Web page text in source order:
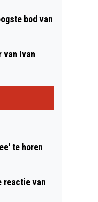
bod van
van Ivan
te horen
reactie van